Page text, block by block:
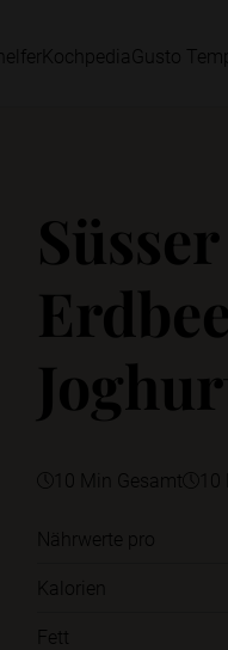
Kochpedia Gusto
10 Min Gesamt 10
Nährwerte pro
Kalorien
Fett